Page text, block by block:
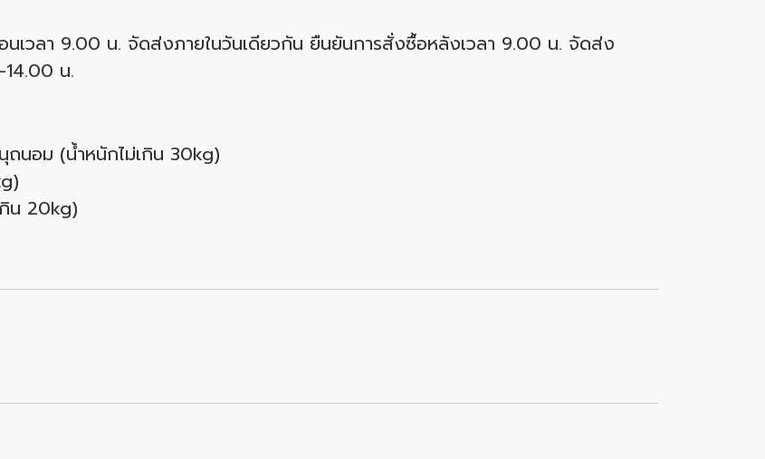
เวลา 9.00 น. จัดส่งภายในวันเดียวกัน ยืนยันการสั่งซื้อหลังเวลา 9.00 น. จัดส่ง
14.00 น.
ถนอม (น้ำหนักไม่เกิน 30kg)
น 20kg)